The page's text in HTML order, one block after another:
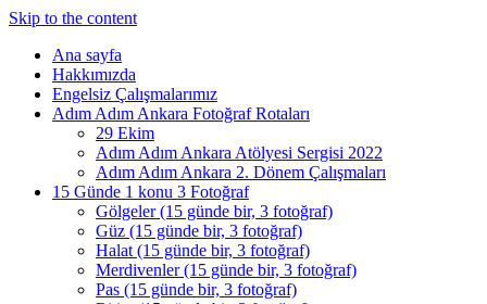
Skip to the content
Ana sayfa
Hakkımızda
Engelsiz Çalışmalarımız
Adım Adım Ankara Fotoğraf Rotaları
29 Ekim
Adım Adım Ankara Atölyesi Sergisi 2022
Adım Adım Ankara 2. Dönem Çalışmaları
15 Günde 1 konu 3 Fotoğraf
Gölgeler (15 günde bir, 3 fotoğraf)
Güz (15 günde bir, 3 fotoğraf)
Halat (15 günde bir, 3 fotoğraf)
Merdivenler (15 günde bir, 3 fotoğraf)
Pas (15 günde bir, 3 fotoğraf)